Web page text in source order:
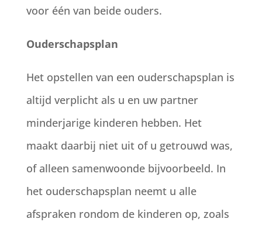
voor één van beide ouders.
Ouderschapsplan
Het opstellen van een ouderschapsplan is
altijd verplicht als u en uw partner
minderjarige kinderen hebben. Het
maakt daarbij niet uit of u getrouwd was,
of alleen samenwoonde bijvoorbeeld. In
het ouderschapsplan neemt u alle
afspraken rondom de kinderen op, zoals